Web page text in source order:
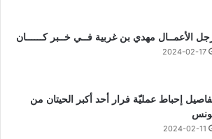
الأعمــال مهدي بن غربية فــي خــبر كــــــان
2024-02-17
إحباط عمليّة فرار أحد أكبر الحيتان من
2024-02-11